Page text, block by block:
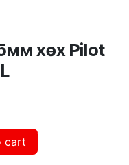
хөх Pilot
cart